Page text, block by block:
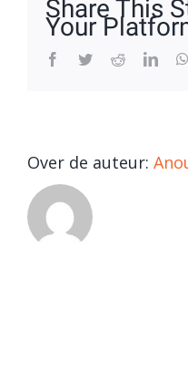
Share This
Your
Facebook
TwitterReddit
Over de auteur: